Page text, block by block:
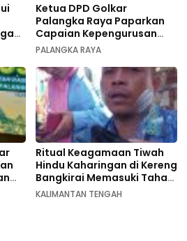
di
Ketua DPD Golkar
Palangka Raya Paparkan
Capaian Kepengurusan
pada Pembukaan Musda XI
PALANGKA RAYA
Ritual Keagamaan Tiwah
Hindu Kaharingan di Kereng
Bangkirai Memasuki Tahap
Akhir
KALIMANTAN TENGAH